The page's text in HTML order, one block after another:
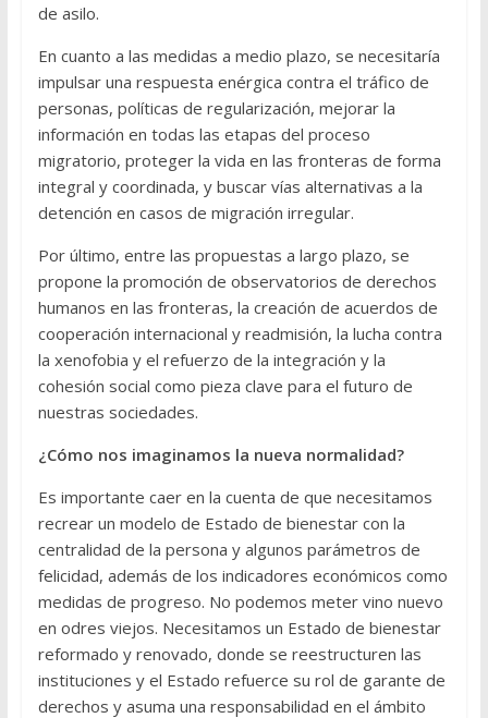
de asilo.
En cuanto a las medidas a medio plazo, se necesitaría
impulsar una respuesta enérgica contra el tráfico de
personas, políticas de regularización, mejorar la
información en todas las etapas del proceso
migratorio, proteger la vida en las fronteras de forma
integral y coordinada, y buscar vías alternativas a la
detención en casos de migración irregular.
Por último, entre las propuestas a largo plazo, se
propone la promoción de observatorios de derechos
humanos en las fronteras, la creación de acuerdos de
cooperación internacional y readmisión, la lucha contra
la xenofobia y el refuerzo de la integración y la
cohesión social como pieza clave para el futuro de
nuestras sociedades.
¿Cómo nos imaginamos la nueva normalidad?
Es importante caer en la cuenta de que necesitamos
recrear un modelo de Estado de bienestar con la
centralidad de la persona y algunos parámetros de
felicidad, además de los indicadores económicos como
medidas de progreso. No podemos meter vino nuevo
en odres viejos. Necesitamos un Estado de bienestar
reformado y renovado, donde se reestructuren las
instituciones y el Estado refuerce su rol de garante de
derechos y asuma una responsabilidad en el ámbito